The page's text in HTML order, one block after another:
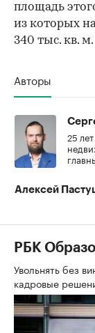
площадь
из которых
340 тыс. кв. м.
Авторы
25
Алексей
РБК
Увольнять без
кадровые